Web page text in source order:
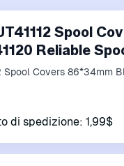
Spool
Reliable
Spool Covers 86*34mm
di spedizione: 1,99$